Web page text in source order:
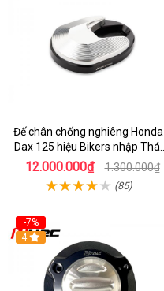
Đế chân chống nghiêng Honda
Dax 125 hiệu Bikers nhập Thái
chính hãng
12.000.000₫ 1.300.000₫
(85)
-7%
4